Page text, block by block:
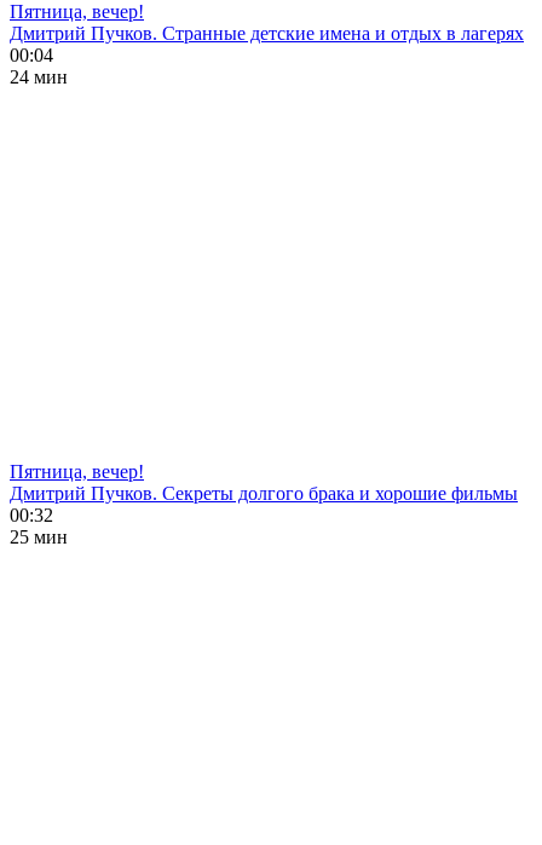
Пятница, вечер!
Дмитрий Пучков. Странные детские имена и отдых в лагерях
00:04
24 мин
Пятница, вечер!
Дмитрий Пучков. Секреты долгого брака и хорошие фильмы
00:32
25 мин